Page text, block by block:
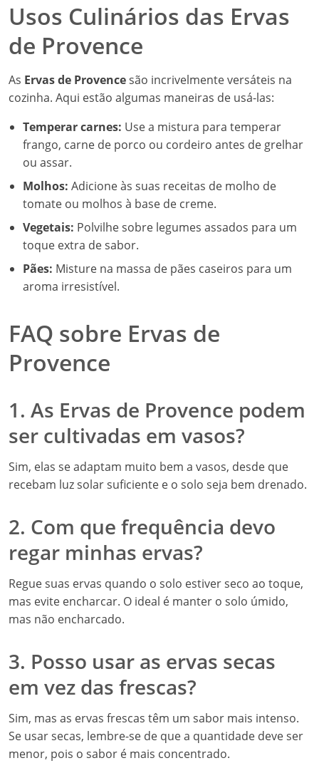
Usos Culinários das Ervas
de Provence
As Ervas de Provencesão incrivelmente versáteis na
cozinha. Aqui estão algumas maneiras de usá-las:
Temperar carnes: Use a mistura para temperar
frango, carne de porco ou cordeiro antes de grelhar
ou assar.
Molhos: Adicione às suas receitas de molho de
tomate ou molhos à base de creme.
Vegetais: Polvilhe sobre legumes assados para um
toque extra de sabor.
Pães: Misture na massa de pães caseiros para um
aroma irresistível.
FAQ sobre Ervas de
Provence
1. As Ervas de Provence podem
ser cultivadas em vasos?
Sim, elas se adaptam muito bem a vasos, desde que
recebam luz solar suficiente e o solo seja bem drenado.
2. Com que frequência devo
regar minhas ervas?
Regue suas ervas quando o solo estiver seco ao toque,
mas evite encharcar. O ideal é manter o solo úmido,
mas não encharcado.
3. Posso usar as ervas secas
em vez das frescas?
Sim, mas as ervas frescas têm um sabor mais intenso.
Se usar secas, lembre-se de que a quantidade deve ser
menor, pois o sabor é mais concentrado.